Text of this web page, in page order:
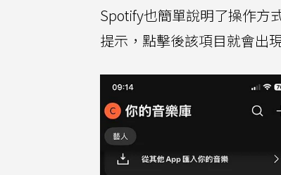
Spotify也簡單說明了操作方
提示，點擊後該項目就會出